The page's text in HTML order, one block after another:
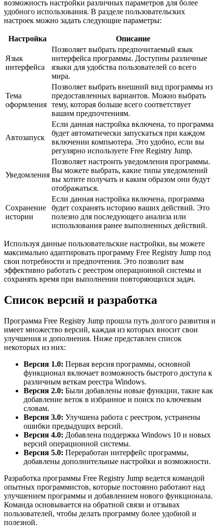
возможность настройки различных параметров для более
удобного использования. В разделе пользовательских
настроек можно задать следующие параметры:
Настройка Описание
Язык
интерфейса
Позволяет выбрать предпочитаемый язык
интерфейса программы. Доступны различные
языки для удобства пользователей со всего
мира.
Тема
оформления
Позволяет выбрать внешний вид программы из
предоставленных вариантов. Можно выбрать
тему, которая больше всего соответствует
вашим предпочтениям.
Автозапуск
Если данная настройка включена, то программа
будет автоматически запускаться при каждом
включении компьютера. Это удобно, если вы
регулярно используете Free Registry Jump.
Уведомления
Позволяет настроить уведомления программы.
Вы можете выбрать, какие типы уведомлений
вы хотите получать и каким образом они будут
отображаться.
Сохранение
истории
Если данная настройка включена, программа
будет сохранять историю ваших действий. Это
полезно для последующего анализа или
использования ранее выполненных действий.
Используя данные пользовательские настройки, вы можете
максимально адаптировать программу Free Registry Jump под
свои потребности и предпочтения. Это позволит вам
эффективно работать с реестром операционной системы и
сохранять время при выполнении повторяющихся задач.
Список версий и разработка
Программа Free Registry Jump прошла путь долгого развития и
имеет множество версий, каждая из которых вносит свои
улучшения и дополнения. Ниже представлен список
некоторых из них:
Версия 1.0: Первая версия программы, основной
функционал включает возможность быстрого доступа к
различным веткам реестра Windows.
Версия 2.0: Были добавлены новые функции, такие как
добавление веток в избранное и поиск по ключевым
словам.
Версия 3.0: Улучшена работа с реестром, устранены
ошибки предыдущих версий.
Версия 4.0: Добавлена поддержка Windows 10 и новых
версий операционной системы.
Версия 5.0: Переработан интерфейс программы,
добавлены дополнительные настройки и возможности.
Разработка программы Free Registry Jump ведется командой
опытных программистов, которые постоянно работают над
улучшением программы и добавлением нового функционала.
Команда основывается на обратной связи и отзывах
пользователей, чтобы делать программу более удобной и
полезной.